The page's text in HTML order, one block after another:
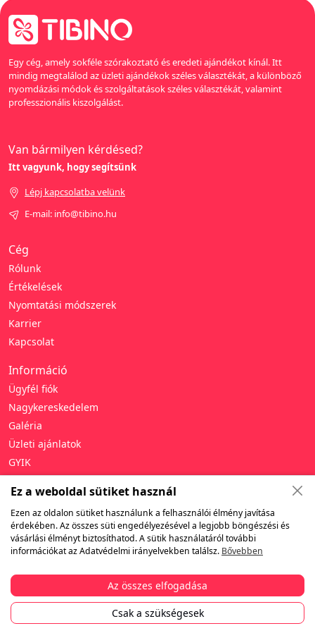
Egy cég, amely sokféle szórakoztató és eredeti ajándékot kínál. Itt
mindig megtalálod az üzleti ajándékok széles választékát, a különböző
nyomdázási módok és szolgáltatások széles választékát, valamint
professzionális kiszolgálást.
Cég
Rólunk
Értékelések
Nyomtatási módszerek
Karrier
Kapcsolat
Információ
Ügyfél fiók
Nagykereskedelem
Galéria
Üzleti ajánlatok
GYIK
Támogatás
Adatvédelmi irányelvek
Általános szerződési feltételek
Jótállás és visszaküldés
Fizetés
Van bármilyen kérdésed?
Itt vagyunk, hogy segítsünk
Lépj kapcsolatba velünk
E-mail: info@tibino.hu
© 2010-2026 Tibino.hu. Minden jog fenntartva.
Ez a weboldal sütiket használ
Ezen az oldalon sütiket használunk a felhasználói élmény javítása
érdekében. Az összes süti engedélyezésével a legjobb böngészési és
vásárlási élményt biztosíthatod. A sütik használatáról további
információkat az Adatvédelmi irányelvekben találsz. Bővebben
Az összes elfogadása
Csak a szükségesek